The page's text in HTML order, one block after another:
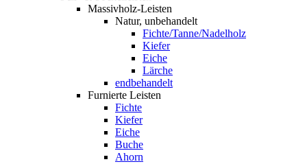
Massivholz-Leisten
Natur, unbehandelt
Fichte/Tanne/Nadelholz
Kiefer
Eiche
Lärche
endbehandelt
Furnierte Leisten
Fichte
Kiefer
Eiche
Buche
Ahorn